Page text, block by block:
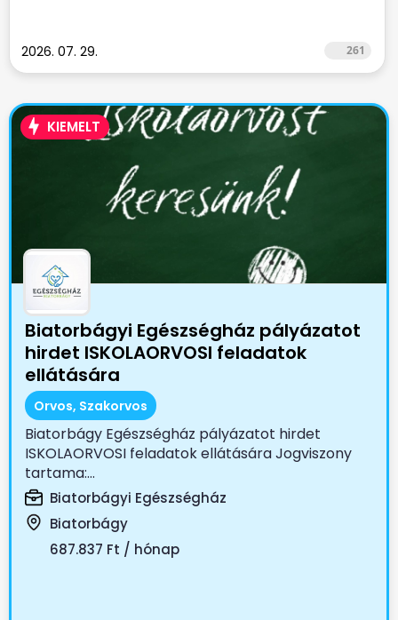
2026. 07. 29. 261
KIEMELT
Biatorbágyi Egészségház pályázatot
hirdet ISKOLAORVOSI feladatok
ellátására
Orvos, Szakorvos
Biatorbágy Egészségház pályázatot hirdet
ISKOLAORVOSI feladatok ellátására Jogviszony
tartama:...
Biatorbágyi Egészségház
Biatorbágy
687.837 Ft / hónap